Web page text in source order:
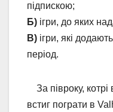
підпискою;
Б) ігри, до яких
В) ігри, які
період.
За півроку, котрі
встиг пограти в